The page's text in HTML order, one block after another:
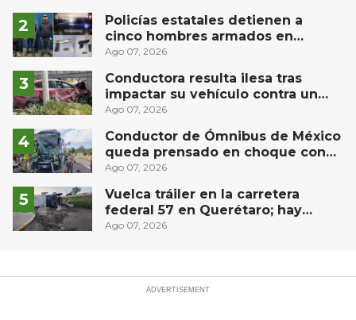
Policías estatales detienen a
cinco hombres armados en
Puebla capital
Ago 07, 2026
Conductora resulta ilesa tras
impactar su vehículo contra un
muro en Huimilpan
Ago 07, 2026
Conductor de Ómnibus de México
queda prensado en choque con
materialista en San Juan del Río
Ago 07, 2026
Vuelca tráiler en la carretera
federal 57 en Querétaro; hay
derrame de combustible
Ago 07, 2026